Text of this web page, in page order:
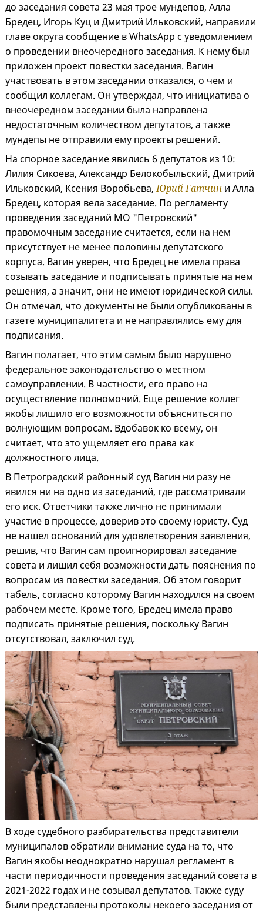
до заседания совета 23 мая трое мундепов, Алла
Бредец, Игорь Куц и Дмитрий Ильковский, направили
главе округа сообщение в WhatsApp с уведомлением
о проведении внеочередного заседания. К нему был
приложен проект повестки заседания. Вагин
участвовать в этом заседании отказался, о чем и
сообщил коллегам. Он утверждал, что инициатива о
внеочередном заседании была направлена
недостаточным количеством депутатов, а также
мундепы не отправили ему проекты решений.
На спорное заседание явились 6 депутатов из 10:
Лилия Сикоева, Александр Белокобыльский, Дмитрий
Ильковский, Ксения Воробьева,Юрий Гатчин и Алла
Бредец, которая вела заседание. По регламенту
проведения заседаний МО "Петровский"
правомочным заседание считается, если на нем
присутствует не менее половины депутатского
корпуса. Вагин уверен, что Бредец не имела права
созывать заседание и подписывать принятые на нем
решения, а значит, они не имеют юридической силы.
Он отмечал, что документы не были опубликованы в
газете муниципалитета и не направлялись ему для
подписания.
Вагин полагает, что этим самым было нарушено
федеральное законодательство о местном
самоуправлении. В частности, его право на
осуществление полномочий. Еще решение коллег
якобы лишило его возможности объясниться по
волнующим вопросам. Вдобавок ко всему, он
считает, что это ущемляет его права как
должностного лица.
В Петроградский районный суд Вагин ни разу не
явился ни на одно из заседаний, где рассматривали
его иск. Ответчики также лично не принимали
участие в процессе, доверив это своему юристу. Суд
не нашел оснований для удовлетворения заявления,
решив, что Вагин сам проигнорировал заседание
совета и лишил себя возможности дать пояснения по
вопросам из повестки заседания. Об этом говорит
табель, согласно которому Вагин находился на своем
рабочем месте. Кроме того, Бредец имела право
подписать принятые решения, поскольку Вагин
отсутствовал, заключил суд.
В ходе судебного разбирательства представители
муниципалов обратили внимание суда на то, что
Вагин якобы неоднократно нарушал регламент в
части периодичности проведения заседаний совета в
2021-2022 годах и не созывал депутатов. Также суду
были представлены протоколы некоего заседания от